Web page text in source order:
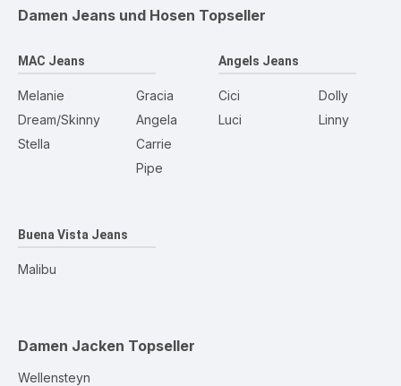
Damen Jeans und Hosen Topseller
MAC Jeans
Melanie
Dream/Skinny
Stella
Gracia
Angela
Carrie
Pipe
Angels Jeans
Cici
Luci
Dolly
Linny
Buena Vista Jeans
Malibu
Damen Jacken Topseller
Wellensteyn